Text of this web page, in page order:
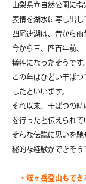
山梨県立自然公園に
表情を湖水に写し出し
四尾連湖は、昔から雨
今から三、四百年前
犠牲になったそうです。
この年はひどい干ば
したといいます。
それ以来、干ばつの
を行ったと伝えられて
そんな伝説に思いを
秘的な経験ができそ
・蛭ヶ岳登山もでき